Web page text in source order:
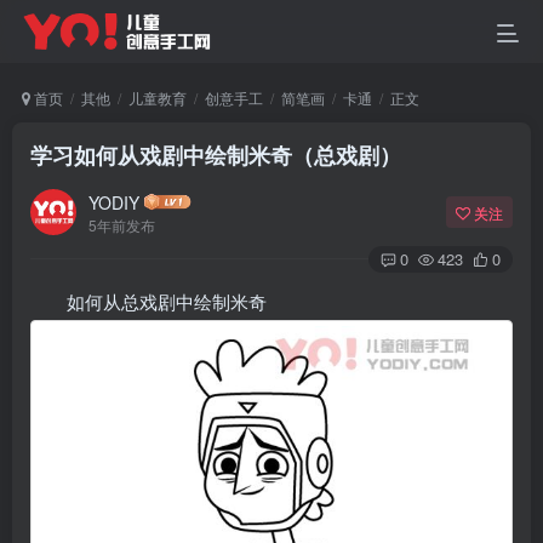
首页 其他 儿童教育 创意手工 简笔画 卡通 正文
学习如何从戏剧中绘制米奇（总戏剧）
YODIY
5年前发布
关注
0 423 0
如何从总戏剧中绘制米奇